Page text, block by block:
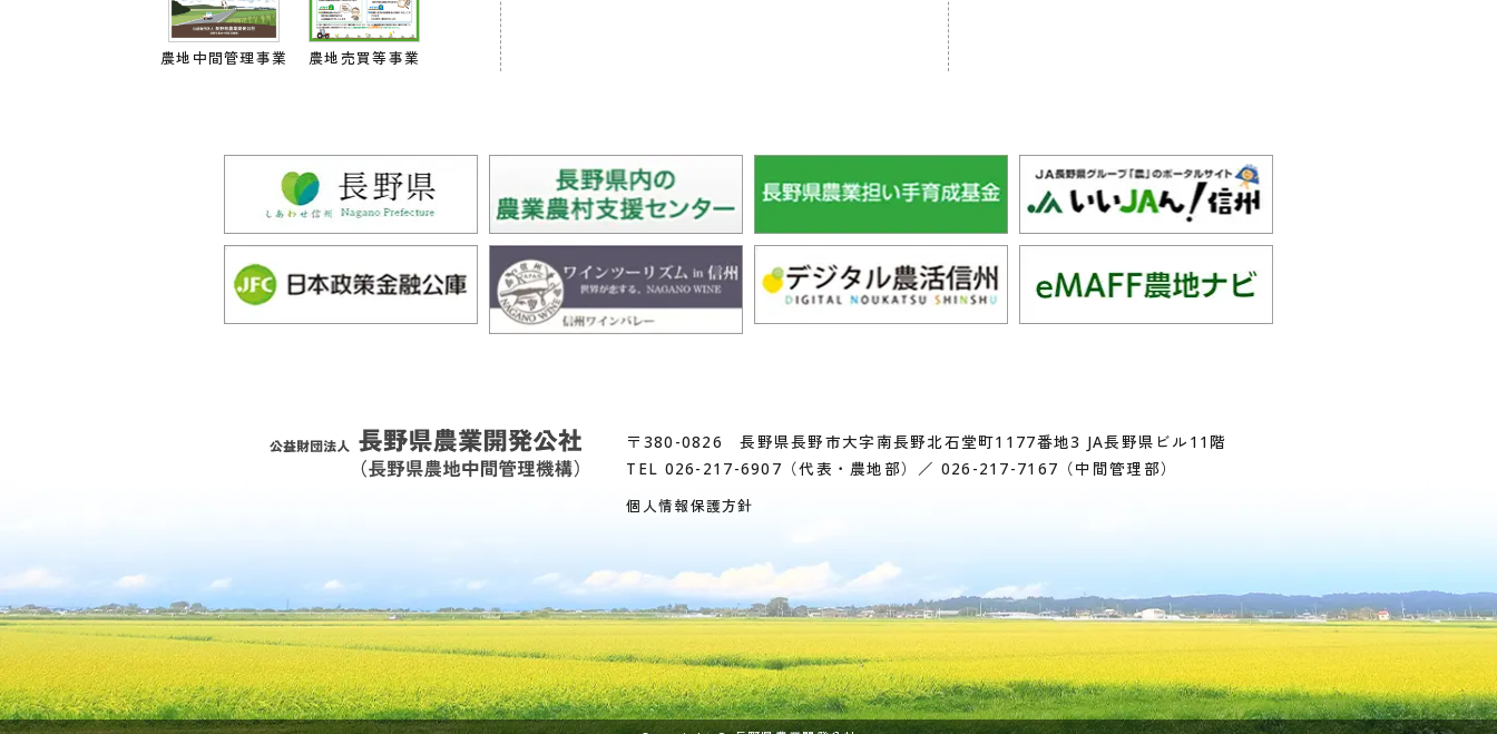
農地中間管理事業 農地売買等事業
〒380-0826 長野県長野市大字南長野北石堂町1177番地3 JA長野県ビル11階
TEL 026-217-6907 （代表・農地部）／ 026-217-7167 （中間管理部）
個人情報保護方針